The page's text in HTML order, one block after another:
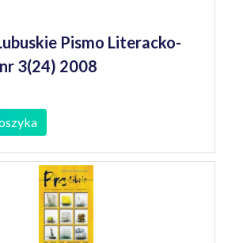
Pismo Literacko-
3(24) 2008